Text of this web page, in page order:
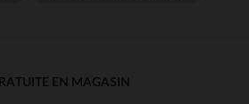
EN MAGASIN